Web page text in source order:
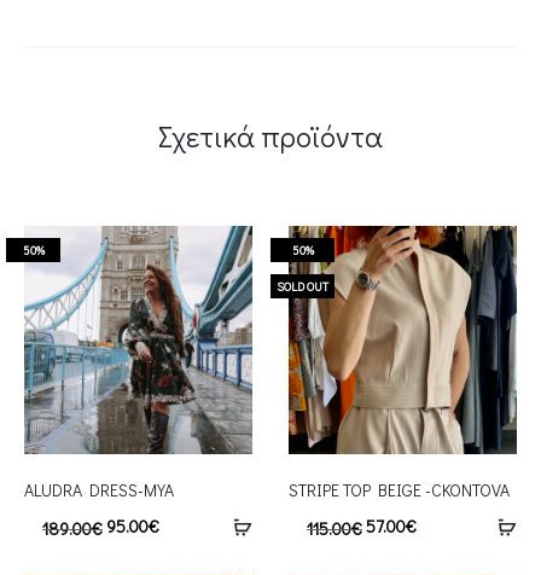
Σχετικά προϊόντα
50%
ALUDRA DRESS-MYA
189.00€ 95.00€
50%
SOLD OUT
STRIPE TOP BEIGE -CKONTOVA
115.00€57.00€